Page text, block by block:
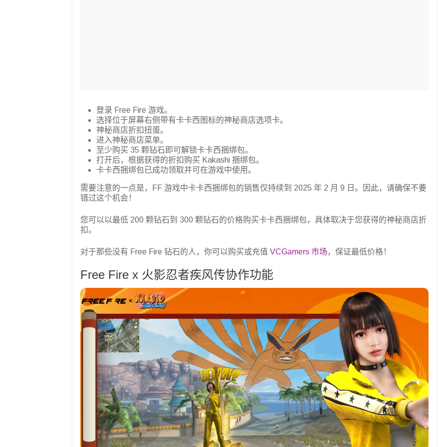
登录 Free Fire 游戏。
选择位于屏幕右侧带有卡卡西图标的神秘商店选项卡。
神秘商店折扣扭蛋。
进入神秘商店菜单。
至少购买 35 颗钻石即可解锁卡卡西捆绑包。
打开后，根据获得的折扣购买 Kakashi 捆绑包。
卡卡西捆绑包已成功领取并可在游戏中使用。
需要注意的一点是，FF 游戏中卡卡西捆绑包的销售仅持续到 2025 年 2 月 9 日。因此，请确保不要
错过这个机会！
您可以以最低 200 颗钻石到 300 颗钻石的价格购买卡卡西捆绑包，具体取决于您获得的神秘商店折
扣。
对于那些没有 Free Fire 钻石的人，你可以购买或充值 VCGamers 市场 ，保证最低价格！
Free Fire x 火影忍者疾风传协作功能